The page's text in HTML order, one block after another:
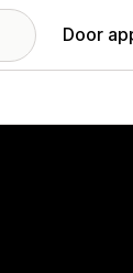
Door